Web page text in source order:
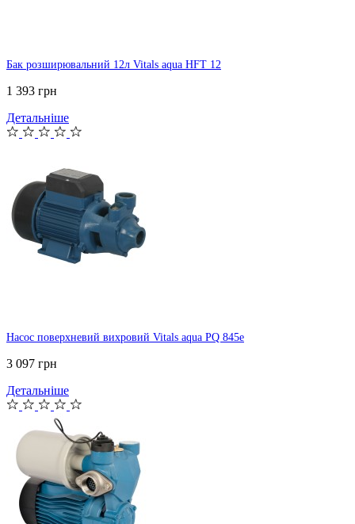
Бак розширювальний 12л Vitals aqua HFT 12
1 393 грн
Детальніше
Насос поверхневий вихровий Vitals aqua PQ 845e
3 097 грн
Детальніше